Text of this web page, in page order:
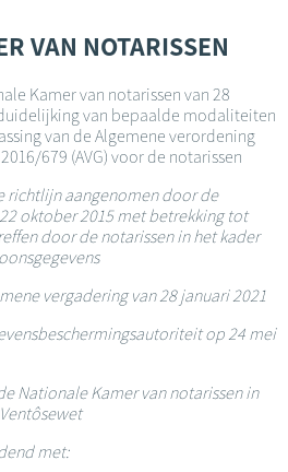
VAN NOTARISSEN
Kamer van notarissen van 28
van bepaalde modaliteiten
van de Algemene verordening
679 (AVG) voor de notarissen
richtlijn aangenomen door de
oktober 2015 met betrekking tot
door de notarissen in het kader
vergadering van 28 januari 2021
op 24 mei
Nationale Kamer van notarissen in
met: